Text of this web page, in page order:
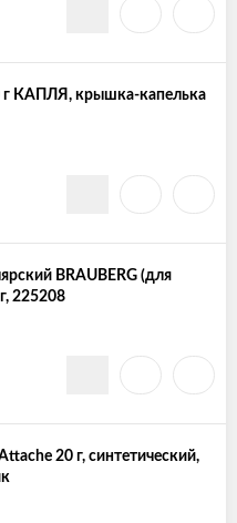
г КАПЛЯ, крышка-капелька
BRAUBERG (для
225208
20 г, синтетический,